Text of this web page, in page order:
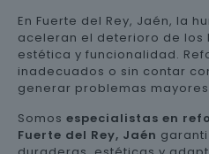
En Fuerte del Rey, Jaén, la
aceleran el deterioro de los
estética y funcionalidad.
inadecuados o sin contar
generar problemas
Somos especialistas en
Fuerte del Rey, Jaén